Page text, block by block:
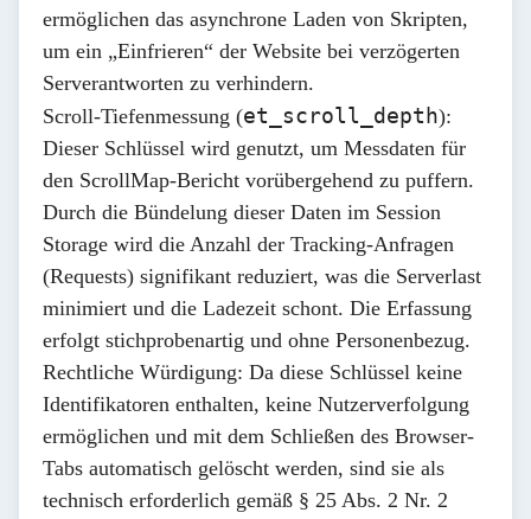
ermöglichen das asynchrone Laden von Skripten,
um ein „Einfrieren“ der Website bei verzögerten
Serverantworten zu verhindern.
Scroll-Tiefenmessung (et_scroll_depth):
Dieser Schlüssel wird genutzt, um Messdaten für
den ScrollMap-Bericht vorübergehend zu puffern.
Durch die Bündelung dieser Daten im Session
Storage wird die Anzahl der Tracking-Anfragen
(Requests) signifikant reduziert, was die Serverlast
minimiert und die Ladezeit schont. Die Erfassung
erfolgt stichprobenartig und ohne Personenbezug.
Rechtliche Würdigung: Da diese Schlüssel keine
Identifikatoren enthalten, keine Nutzerverfolgung
ermöglichen und mit dem Schließen des Browser-
Tabs automatisch gelöscht werden, sind sie als
technisch erforderlich gemäß § 25 Abs. 2 Nr. 2